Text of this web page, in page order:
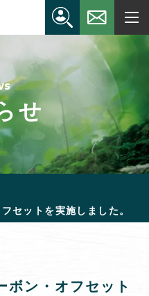
せ
セットを実施しました。
ボン・オフセット